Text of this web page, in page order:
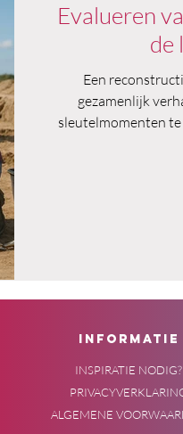
Evalueren
de
Een
gezamenlijk
sleutelmomenten
INFORMATIE
INSPIRATIE NODIG?
ALGEMENE